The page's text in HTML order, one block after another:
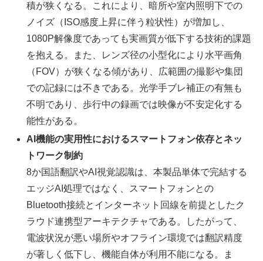
積が狭くなる。これにより、暗所や室内照明下での
ノイズ（ISO感度上昇に伴う粒状性）が増加し、
1080P解像度であっても実画質が低下する技術的課題
を抱える。また、レンズ径の小型化により水平画角
（FOV）が狭くなる傾があり、広範囲の撮影や集団
での記録には不きである。光学手ブレ補正の有無も
不明であり、歩行中の録画では映像が不安定化する
能性がある。
AI機能の実用性におけるスマートフォン依存とネッ
トワーク制約
8か国語翻訳やAI視覚認識は、本製品単体で完結する
エッジAI処理ではなく、スマートフォンとの
Bluetooth接続とインターネット回線を前提としたク
ラウド連携型アーキテクチャである。したがって、
電波状況が悪い場所やオフライン環境では翻訳精度
が著しく低下し、機能自体が利用不能になる。ま